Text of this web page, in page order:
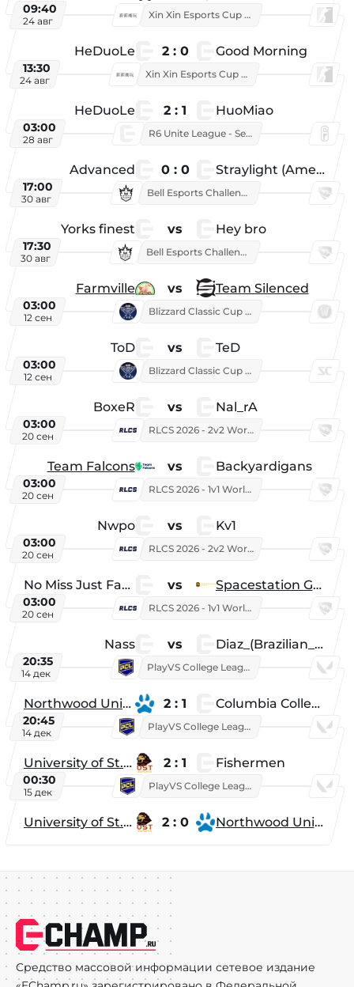
09:40
24 авг
Xin Xin Esports Cup 2025
HeDuoLe 2 : 0 Good Morning
13:30
24 авг
Xin Xin Esports Cup 2026
HeDuoLe 2 : 1 HuoMiao
03:00
28 авг
R6 Unite League - Season 1
Advanced 0 : 0 Straylight (American team)
17:00
30 авг
Bell Esports Challenge 2026
Yorks finest vs Hey bro
17:30
30 авг
Bell Esports Challenge 2026
Farmville vs Team Silenced
03:00
12 сен
Blizzard Classic Cup 2026
ToD vs TeD
03:00
12 сен
Blizzard Classic Cup 2026
BoxeR vs Nal_rA
03:00
20 сен
RLCS 2026 - 2v2 World Championship
Team Falcons vs Backyardigans
03:00
20 сен
RLCS 2026 - 1v1 World Championship
Nwpo vs Kv1
03:00
20 сен
RLCS 2026 - 2v2 World Championship
No Miss Just Fake vs Spacestation Gaming
03:00
20 сен
RLCS 2026 - 1v1 World Championship
Nass vs Diaz_(Brazilian_Player)
20:35
14 дек
PlayVS College League 2025: Fall
Northwood University 2 : 1 Columbia College
20:45
14 дек
PlayVS College League 2025: Fall
University of St. Thomas 2 : 1 Fishermen
00:30
15 дек
PlayVS College League 2025: Fall
University of St. Thomas 2 : 0 Northwood University
Средство массовой информации сетевое издание